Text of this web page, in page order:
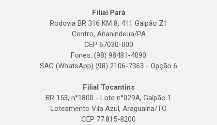
Filial Pará
Rodovia BR 316 KM 8, 411 Galpão Z1
Centro, Ananindeua/PA
CEP 67030-000
Fones: (98) 98481-4090
SAC (WhatsApp) (98) 2106-7363 - Opção 6
Filial Tocantins
BR 153, n°1800 - Lote n°029A, Galpão 1
Loteamento Vila Azul, Araguaína/TO
CEP 77.815-8200